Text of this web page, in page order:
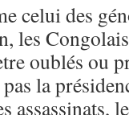
celui des
les
oublés ou
la
assassinats,